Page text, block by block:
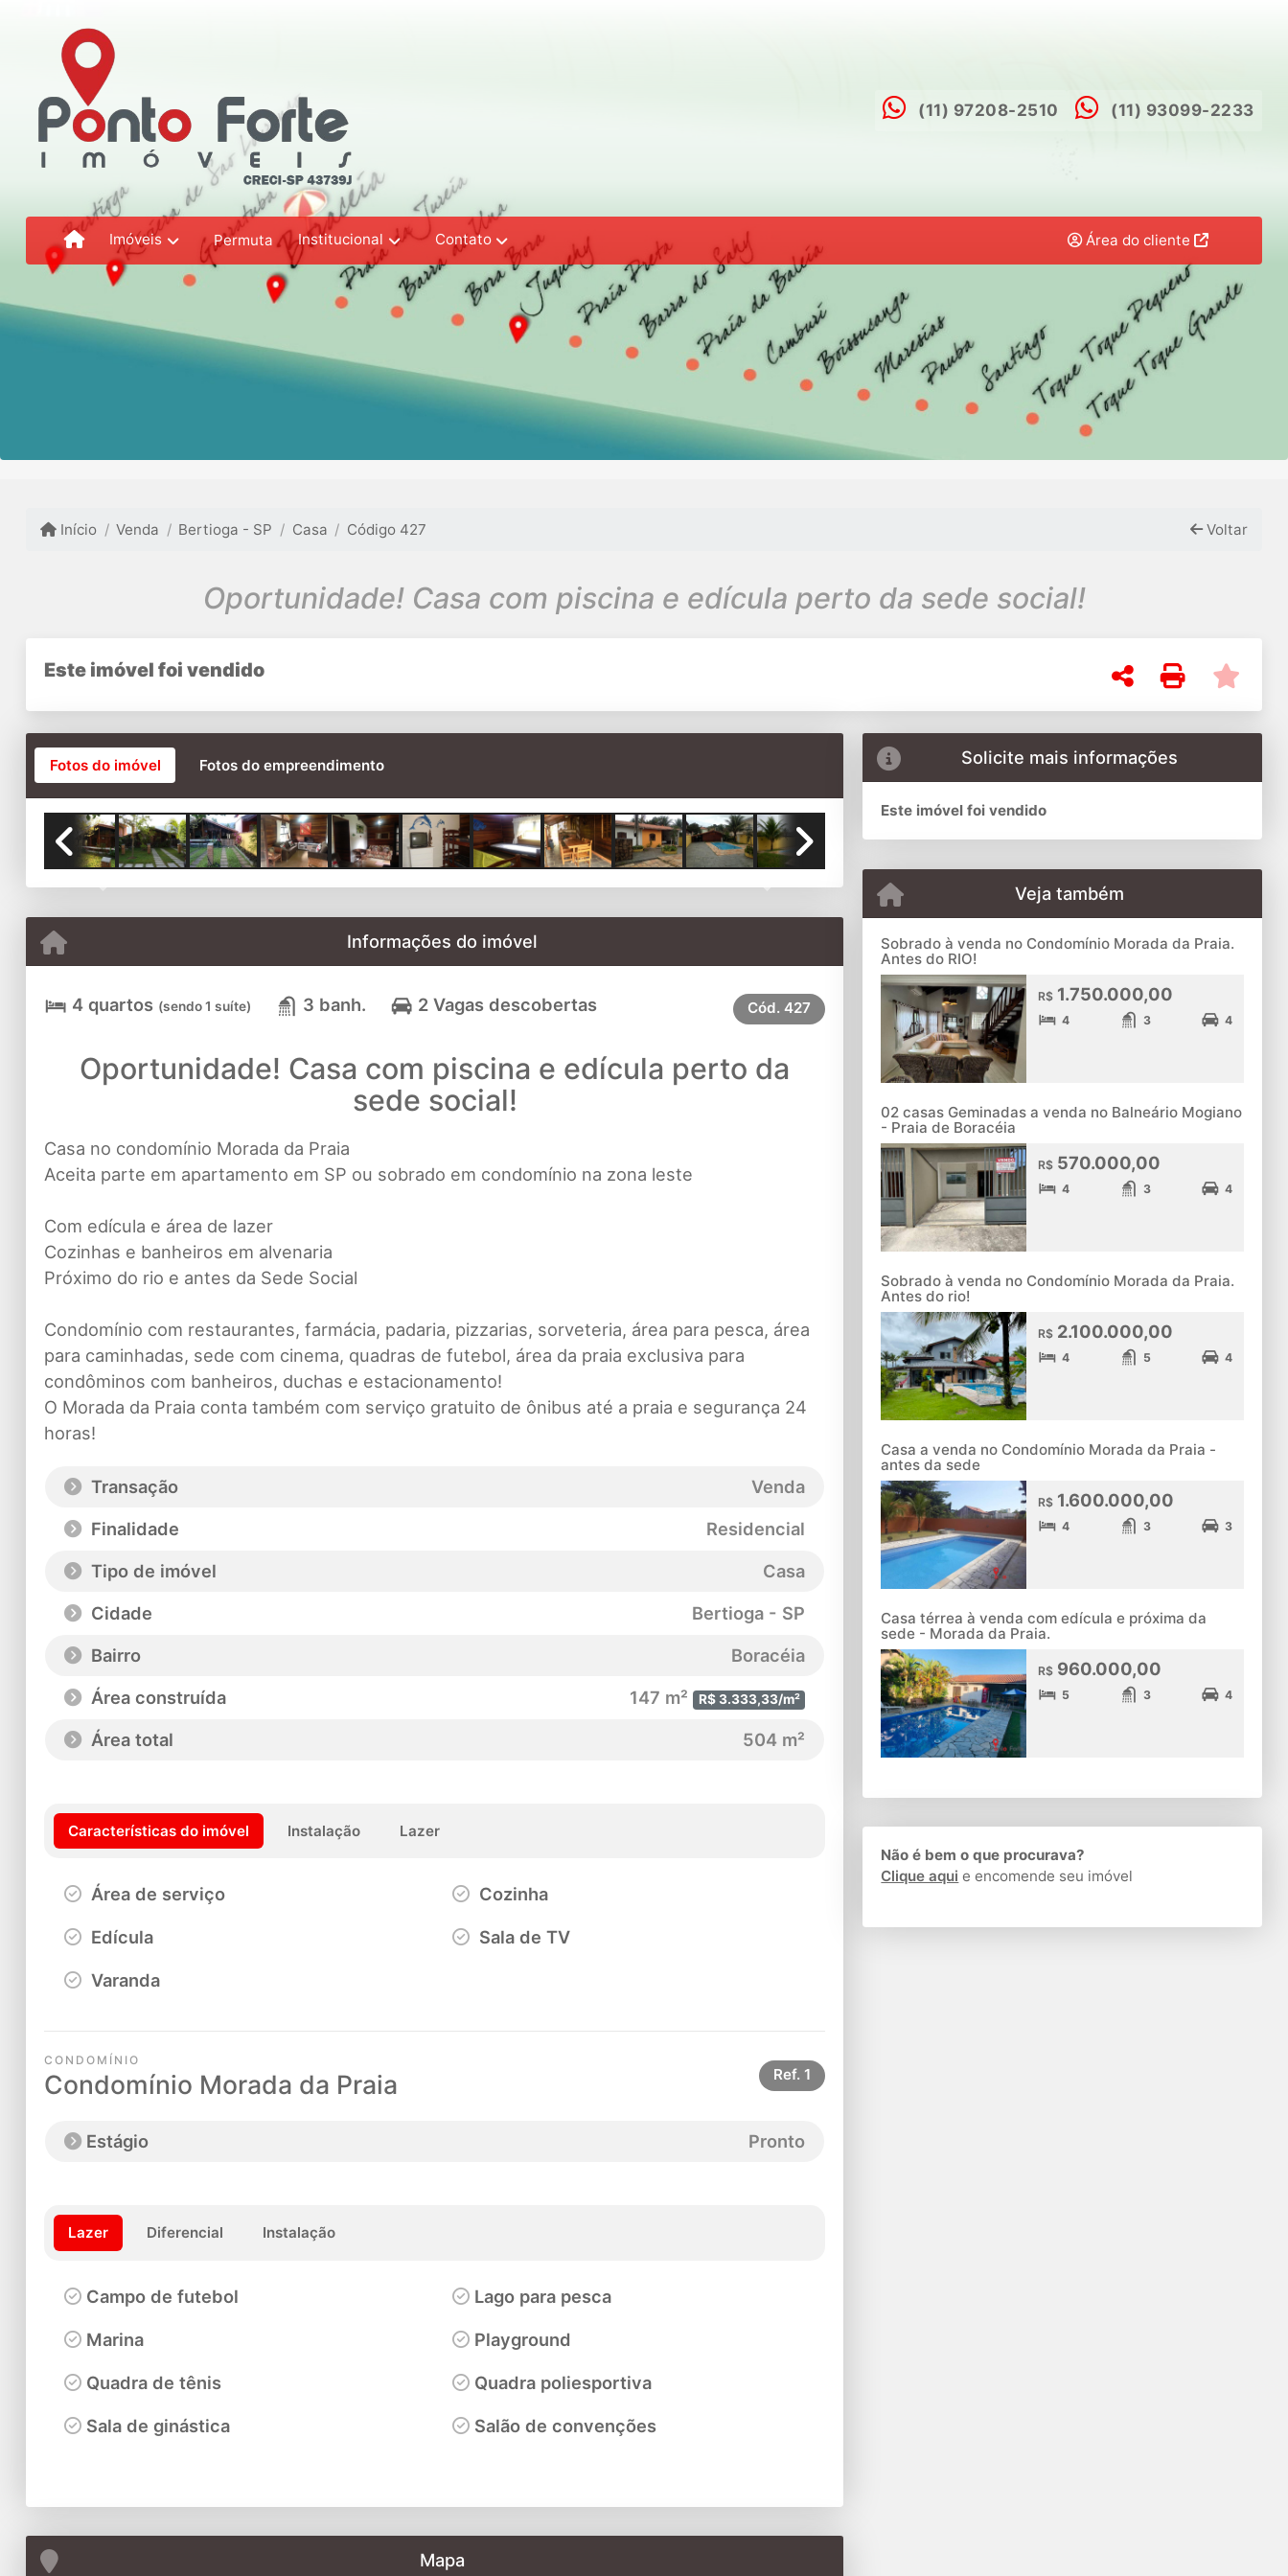
(11) 97208-2510 (11) 93099-2233
Imóveis Permuta Institucional Contato Área do cliente
Início Venda Bertioga - SP Casa Código 427 Voltar
Oportunidade! Casa com piscina e edícula perto da sede social!
Este imóvel foi vendido
Fotos do imóvel Fotos do empreendimento
Previous Next
Informações do imóvel
4 quartos (sendo 1 suíte) 3 banh. 2 Vagas descobertas Cód. 427
Oportunidade! Casa com piscina e edícula perto da
sede social!
Casa no condomínio Morada da Praia
Aceita parte em apartamento em SP ou sobrado em condomínio na zona leste
Com edícula e área de lazer
Cozinhas e banheiros em alvenaria
Próximo do rio e antes da Sede Social
Condomínio com restaurantes, farmácia, padaria, pizzarias, sorveteria, área para pesca, área
para caminhadas, sede com cinema, quadras de futebol, área da praia exclusiva para
condôminos com banheiros, duchas e estacionamento!
O Morada da Praia conta também com serviço gratuito de ônibus até a praia e segurança 24
horas!
Transação
Venda
Finalidade
Residencial
Tipo de imóvel
Casa
Cidade
Bertioga - SP
Bairro
Boracéia
Área construída
147 m² R$ 3.333,33/m²
Área total 504 m²
Características do imóvel Instalação Lazer
Área de serviço Cozinha
Edícula Sala de TV
Varanda
CONDOMÍNIO
Condomínio Morada da Praia Ref. 1
Estágio Pronto
Lazer Diferencial Instalação
Campo de futebol Lago para pesca
Marina Playground
Quadra de tênis Quadra poliesportiva
Sala de ginástica Salão de convenções
Mapa
Solicite mais informações
Este imóvel foi vendido
Veja também
Sobrado à venda no Condomínio Morada da Praia.
Antes do RIO!
R$ 1.750.000,00
4 3 4
02 casas Geminadas a venda no Balneário Mogiano
- Praia de Boracéia
R$ 570.000,00
4 3 4
Sobrado à venda no Condomínio Morada da Praia.
Antes do rio!
R$ 2.100.000,00
4 5 4
Casa a venda no Condomínio Morada da Praia -
antes da sede
R$ 1.600.000,00
4 3 3
Casa térrea à venda com edícula e próxima da
sede - Morada da Praia.
R$ 960.000,00
5 3 4
Não é bem o que procurava?
Clique aqui e encomende seu imóvel